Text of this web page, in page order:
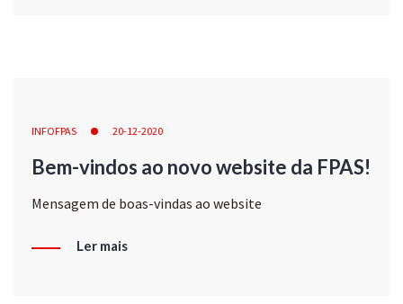
INFOFPAS 20-12-2020
Bem-vindos ao novo website da FPAS!
Mensagem de boas-vindas ao website
Ler mais